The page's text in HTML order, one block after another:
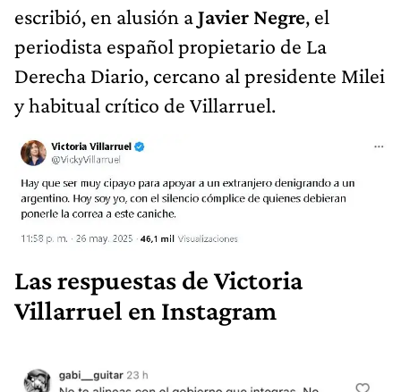
escribió, en alusión aJavier Negre, el
periodista español propietario de La
Derecha Diario, cercano al presidente Milei
y habitual crítico de Villarruel.
Las respuestas de Victoria
Villarruel en Instagram